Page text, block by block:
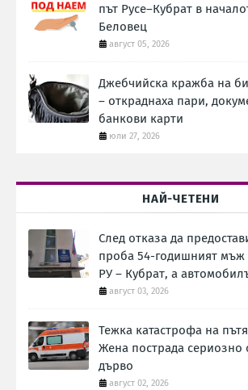
път Русе–Кубрат в
Беловец
август 05, 2026
Джебчийска кражба на
– откраднаха пари,
банкови карти
юли 27, 2026
НАЙ-ЧЕТЕНИ
След отказа да
проба 54-годишният мъж
РУ – Кубрат, а
август 03, 2026
Тежка катастрофа на
Жена пострада сериозно
дърво
август 02, 2026